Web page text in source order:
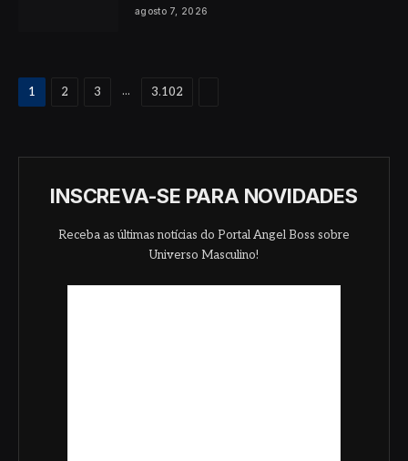
agosto 7, 2026
1 2 3 ... 3.102
INSCREVA-SE PARA NOVIDADES
Receba as últimas notícias do Portal Angel Boss sobre
Universo Masculino!